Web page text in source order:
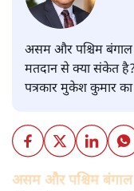
असम और पश्चिम बंगाल
मतदान से क्या संकेत है?
पत्रकार मुकेश कुमार
असम और पश्चिम